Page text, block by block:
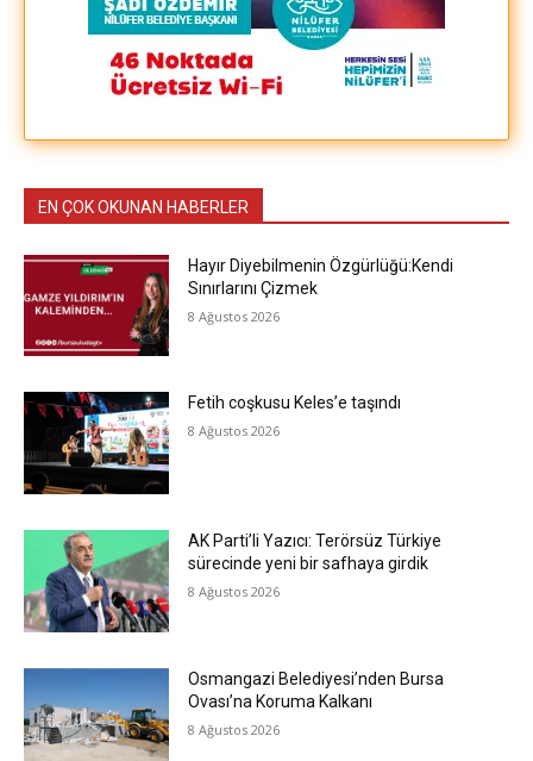
EN ÇOK OKUNAN HABERLER
Hayır Diyebilmenin Özgürlüğü:Kendi
Sınırlarını Çizmek
8 Ağustos 2026
Fetih coşkusu Keles’e taşındı
8 Ağustos 2026
AK Parti’li Yazıcı: Terörsüz Türkiye
sürecinde yeni bir safhaya girdik
8 Ağustos 2026
Osmangazi Belediyesi’nden Bursa
Ovası’na Koruma Kalkanı
8 Ağustos 2026